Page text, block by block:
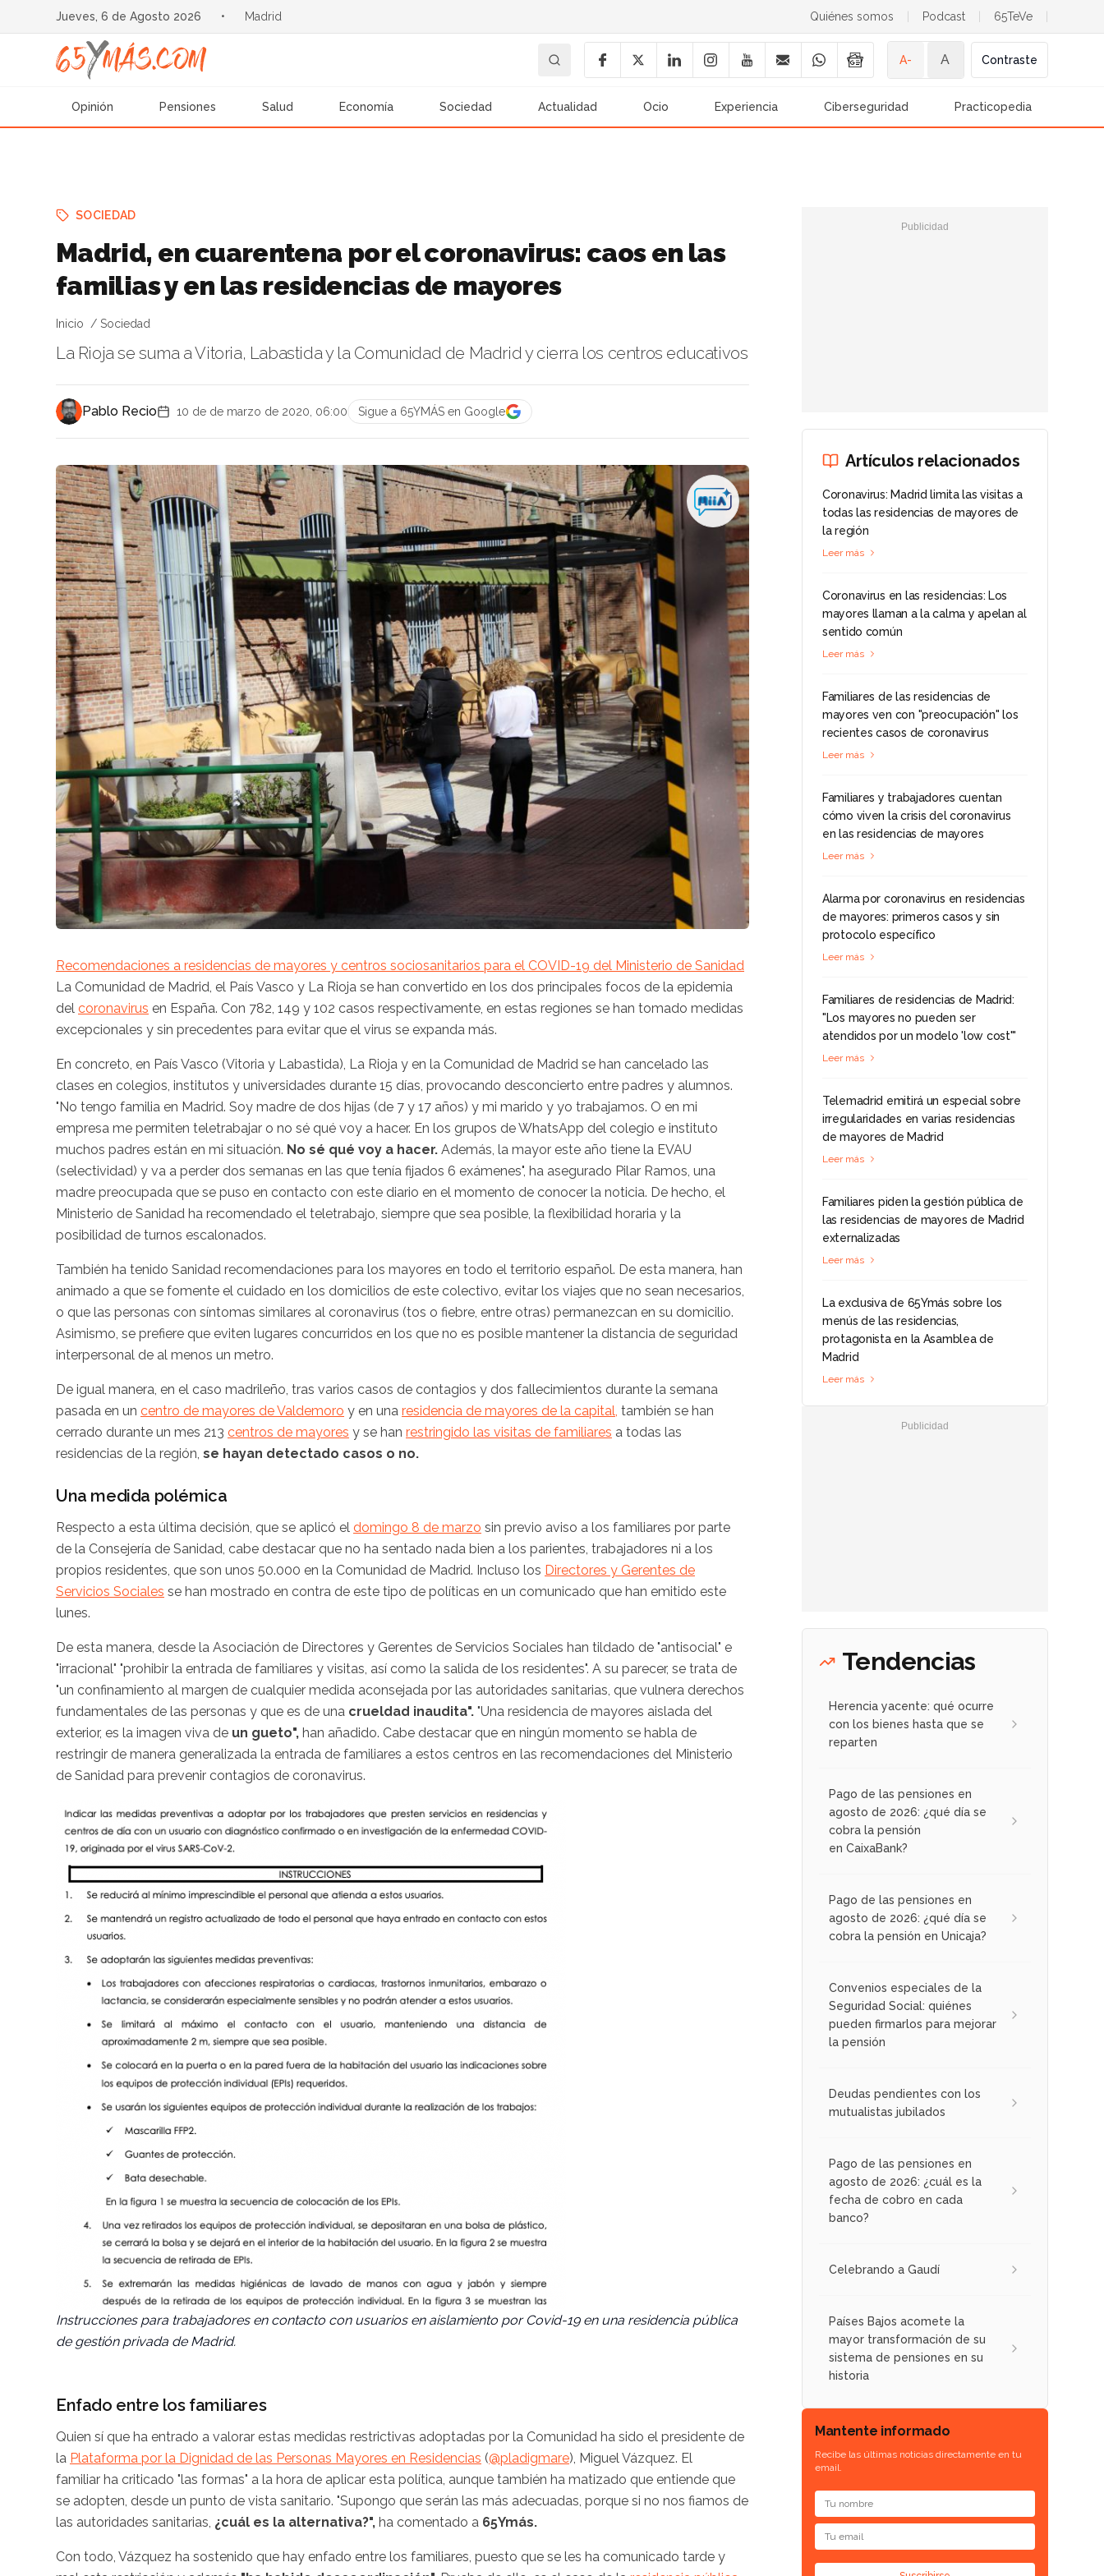
Jueves, 6 de Agosto 2026 • Madrid Quiénes somos Podcast 65TeVe
A- A Contraste
Opinión Pensiones Salud Economía Sociedad Actualidad Ocio Experiencia Ciberseguridad Practicopedia
SOCIEDAD
Madrid, en cuarentena por el coronavirus: caos en las
familias y en las residencias de mayores
Inicio Sociedad
La Rioja se suma a Vitoria, Labastida y la Comunidad de Madrid y cierra los centros educativos
Pablo Recio 10 de de marzo de 2020, 06:00 Sigue a 65YMÁS en Google
Recomendaciones a residencias de mayores y centros sociosanitarios para el COVID-19 del Ministerio de Sanidad
La Comunidad de Madrid, el País Vasco y La Rioja se han convertido en los dos principales focos de la epidemia
del coronavirus en España. Con 782, 149 y 102 casos respectivamente, en estas regiones se han tomado medidas
excepcionales y sin precedentes para evitar que el virus se expanda más.
En concreto, en País Vasco (Vitoria y Labastida), La Rioja y en la Comunidad de Madrid se han cancelado las
clases en colegios, institutos y universidades durante 15 días, provocando desconcierto entre padres y alumnos.
"No tengo familia en Madrid. Soy madre de dos hijas (de 7 y 17 años) y mi marido y yo trabajamos. O en mi
empresa me permiten teletrabajar o no sé qué voy a hacer. En los grupos de WhatsApp del colegio e instituto
muchos padres están en mi situación. No sé qué voy a hacer. Además, la mayor este año tiene la EVAU
(selectividad) y va a perder dos semanas en las que tenía fijados 6 exámenes", ha asegurado Pilar Ramos, una
madre preocupada que se puso en contacto con este diario en el momento de conocer la noticia. De hecho, el
Ministerio de Sanidad ha recomendado el teletrabajo, siempre que sea posible, la flexibilidad horaria y la
posibilidad de turnos escalonados.
También ha tenido Sanidad recomendaciones para los mayores en todo el territorio español. De esta manera, han
animado a que se fomente el cuidado en los domicilios de este colectivo, evitar los viajes que no sean necesarios,
o que las personas con síntomas similares al coronavirus (tos o fiebre, entre otras) permanezcan en su domicilio.
Asimismo, se prefiere que eviten lugares concurridos en los que no es posible mantener la distancia de seguridad
interpersonal de al menos un metro.
De igual manera, en el caso madrileño, tras varios casos de contagios y dos fallecimientos durante la semana
pasada en un centro de mayores de Valdemoro y en una residencia de mayores de la capital, también se han
cerrado durante un mes 213 centros de mayores y se han restringido las visitas de familiares a todas las
residencias de la región, se hayan detectado casos o no.
Una medida polémica
Respecto a esta última decisión, que se aplicó el domingo 8 de marzo sin previo aviso a los familiares por parte
de la Consejería de Sanidad, cabe destacar que no ha sentado nada bien a los parientes, trabajadores ni a los
propios residentes, que son unos 50.000 en la Comunidad de Madrid. Incluso los Directores y Gerentes de
Servicios Sociales se han mostrado en contra de este tipo de políticas en un comunicado que han emitido este
lunes.
De esta manera, desde la Asociación de Directores y Gerentes de Servicios Sociales han tildado de "antisocial" e
"irracional" "prohibir la entrada de familiares y visitas, así como la salida de los residentes". A su parecer, se trata de
"un confinamiento al margen de cualquier medida aconsejada por las autoridades sanitarias, que vulnera derechos
fundamentales de las personas y que es de una crueldad inaudita". "Una residencia de mayores aislada del
exterior, es la imagen viva de un gueto", han añadido. Cabe destacar que en ningún momento se habla de
restringir de manera generalizada la entrada de familiares a estos centros en las recomendaciones del Ministerio
de Sanidad para prevenir contagios de coronavirus.
Instrucciones para trabajadores en contacto con usuarios en aislamiento por Covid-19 en una residencia pública
de gestión privada de Madrid.
Enfado entre los familiares
Quien sí que ha entrado a valorar estas medidas restrictivas adoptadas por la Comunidad ha sido el presidente de
la Plataforma por la Dignidad de las Personas Mayores en Residencias (@pladigmare), Miguel Vázquez. El
familiar ha criticado "las formas" a la hora de aplicar esta política, aunque también ha matizado que entiende que
se adopten, desde un punto de vista sanitario. "Supongo que serán las más adecuadas, porque si no nos fiamos de
las autoridades sanitarias, ¿cuál es la alternativa?", ha comentado a 65Ymás.
Con todo, Vázquez ha sostenido que hay enfado entre los familiares, puesto que se les ha comunicado tarde y
Artículos relacionados
Coronavirus: Madrid limita las visitas a
todas las residencias de mayores de
la región
Leer más
Coronavirus en las residencias: Los
mayores llaman a la calma y apelan al
sentido común
Leer más
Familiares de las residencias de
mayores ven con "preocupación" los
recientes casos de coronavirus
Leer más
Familiares y trabajadores cuentan
cómo viven la crisis del coronavirus
en las residencias de mayores
Leer más
Alarma por coronavirus en residencias
de mayores: primeros casos y sin
protocolo específico
Leer más
Familiares de residencias de Madrid:
"Los mayores no pueden ser
atendidos por un modelo 'low cost'"
Leer más
Telemadrid emitirá un especial sobre
irregularidades en varias residencias
de mayores de Madrid
Leer más
Familiares piden la gestión pública de
las residencias de mayores de Madrid
externalizadas
Leer más
La exclusiva de 65Ymás sobre los
menús de las residencias,
protagonista en la Asamblea de
Madrid
Leer más
Tendencias
Herencia yacente: qué ocurre
con los bienes hasta que se
reparten
Pago de las pensiones en
agosto de 2026: ¿qué día se
cobra la pensión
en CaixaBank?
Pago de las pensiones en
agosto de 2026: ¿qué día se
cobra la pensión en Unicaja?
Convenios especiales de la
Seguridad Social: quiénes
pueden firmarlos para mejorar
la pensión
Deudas pendientes con los
mutualistas jubilados
Pago de las pensiones en
agosto de 2026: ¿cuál es la
fecha de cobro en cada
banco?
Celebrando a Gaudí
Países Bajos acomete la
mayor transformación de su
sistema de pensiones en su
historia
Mantente informado
Recibe las últimas noticias directamente en tu
email.